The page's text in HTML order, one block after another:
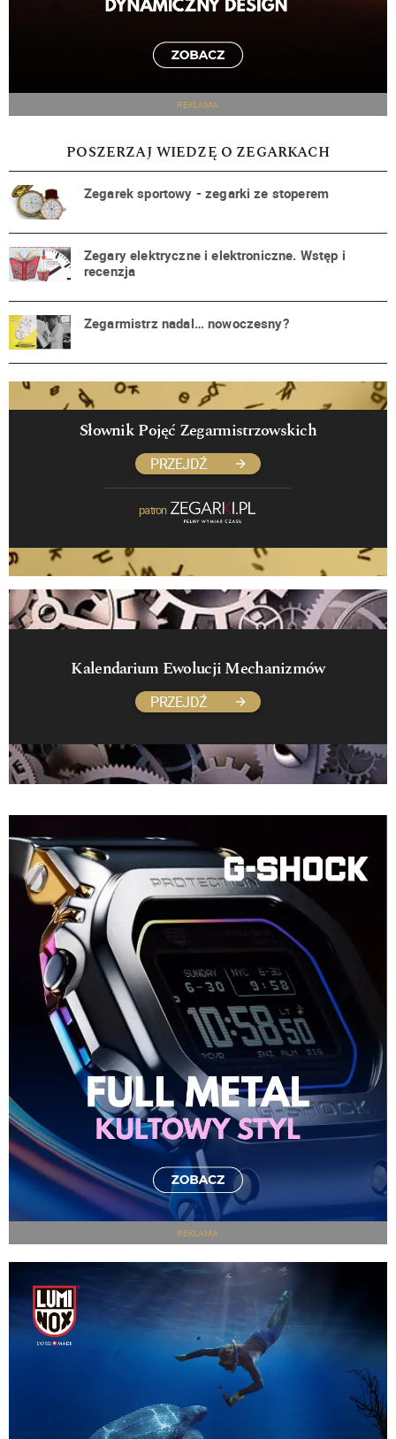
REKLAMA
POSZERZAJ WIEDZĘ O ZEGARKACH
Zegarek sportowy - zegarki ze stoperem
Zegary elektryczne i elektroniczne. Wstęp i
recenzja
Zegarmistrz nadal… nowoczesny?
Słownik Pojęć Zegarmistrzowskich
PRZEJDŹ
patron
Kalendarium Ewolucji Mechanizmów
PRZEJDŹ
REKLAMA